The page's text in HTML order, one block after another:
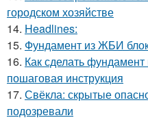
городском хозяйстве
14. Headlines:
15. Фундамент из ЖБИ
16. Как сделать
пошаговая инструкция
17. Свёкла: скрытые
подозревали